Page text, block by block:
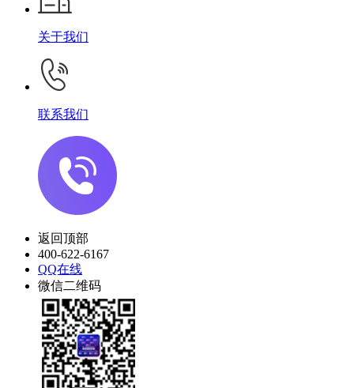
关于我们
联系我们
返回顶部
400-622-6167
QQ在线
微信二维码